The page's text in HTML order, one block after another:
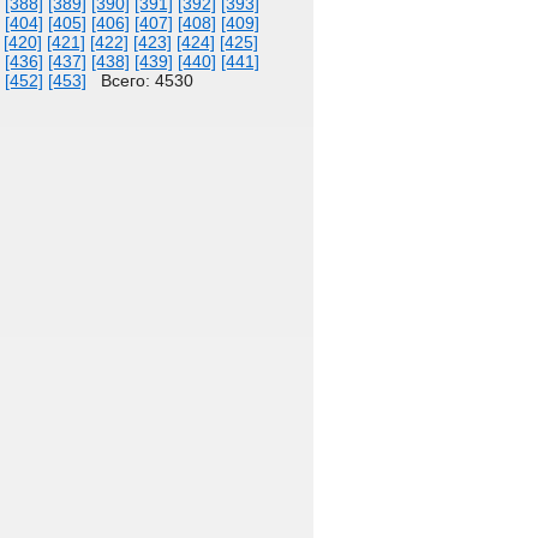
[404] [405] [406] [407] [408] [409]
[420] [421] [422] [423] [424] [425]
[436] [437] [438] [439] [440] [441]
[452] [453] Всего: 4530